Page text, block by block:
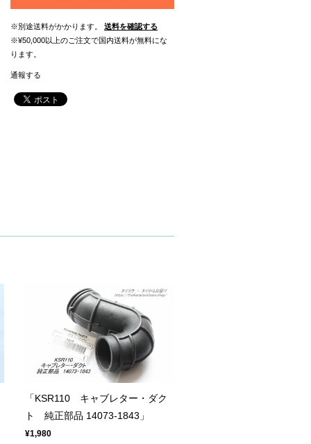
※別途送料がかかります。
送料を確認する
※¥50,000以上のご注文で国内送料が無料にな
ります。
通報する
「KSR110 キャブレター・ダク
ト 純正部品 14073-1843」
¥1,980